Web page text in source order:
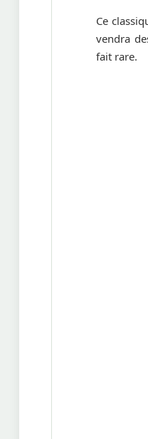
Ce
vendra
fait rare.